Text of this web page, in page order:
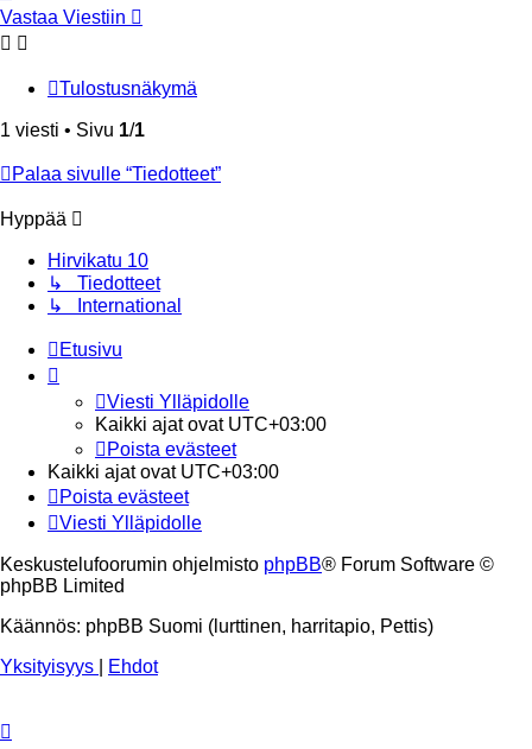
Vastaa Viestiin
Tulostusnäkymä
1 viesti • Sivu 1/1
Palaa sivulle “Tiedotteet”
Hyppää
Hirvikatu 10
↳ Tiedotteet
↳ International
Etusivu
Viesti Ylläpidolle
Kaikki ajat ovat UTC+03:00
Poista evästeet
Kaikki ajat ovat UTC+03:00
Poista evästeet
Viesti Ylläpidolle
Keskustelufoorumin ohjelmisto phpBB® Forum Software ©
phpBB Limited
Käännös: phpBB Suomi (lurttinen, harritapio, Pettis)
Yksityisyys
Ehdot